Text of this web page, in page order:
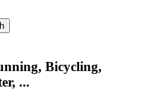
Bicycling,
...